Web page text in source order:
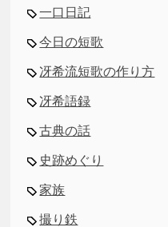
一口日記
今日の短歌
冴希流短歌の作り方
冴希語録
古典の話
史跡めぐり
家族
撮り鉄